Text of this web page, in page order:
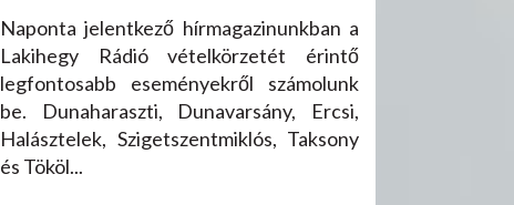
Naponta jelentkező hírmagazinunkban a
Lakihegy Rádió vételkörzetét érintő
legfontosabb eseményekről számolunk
be. Dunaharaszti, Dunavarsány, Ercsi,
Halásztelek, Szigetszentmiklós, Taksony
és Tököl...